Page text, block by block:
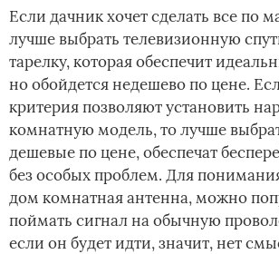
Если дачник хочет сделать все по
лучше выбрать телевизионную
тарелку, которая обеспечит
но обойдется недешево по цене.
критерия позволяют установить
комнатную модель, то лучше
дешевые по цене, обеспечат
без особых проблем. Для
дом комнатная антенна, можно
поймать сигнал на обычную
если он будет идти, значит, нет